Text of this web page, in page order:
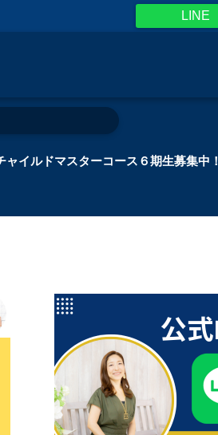
LINE
ャイルドマスターコース６期生募集中！